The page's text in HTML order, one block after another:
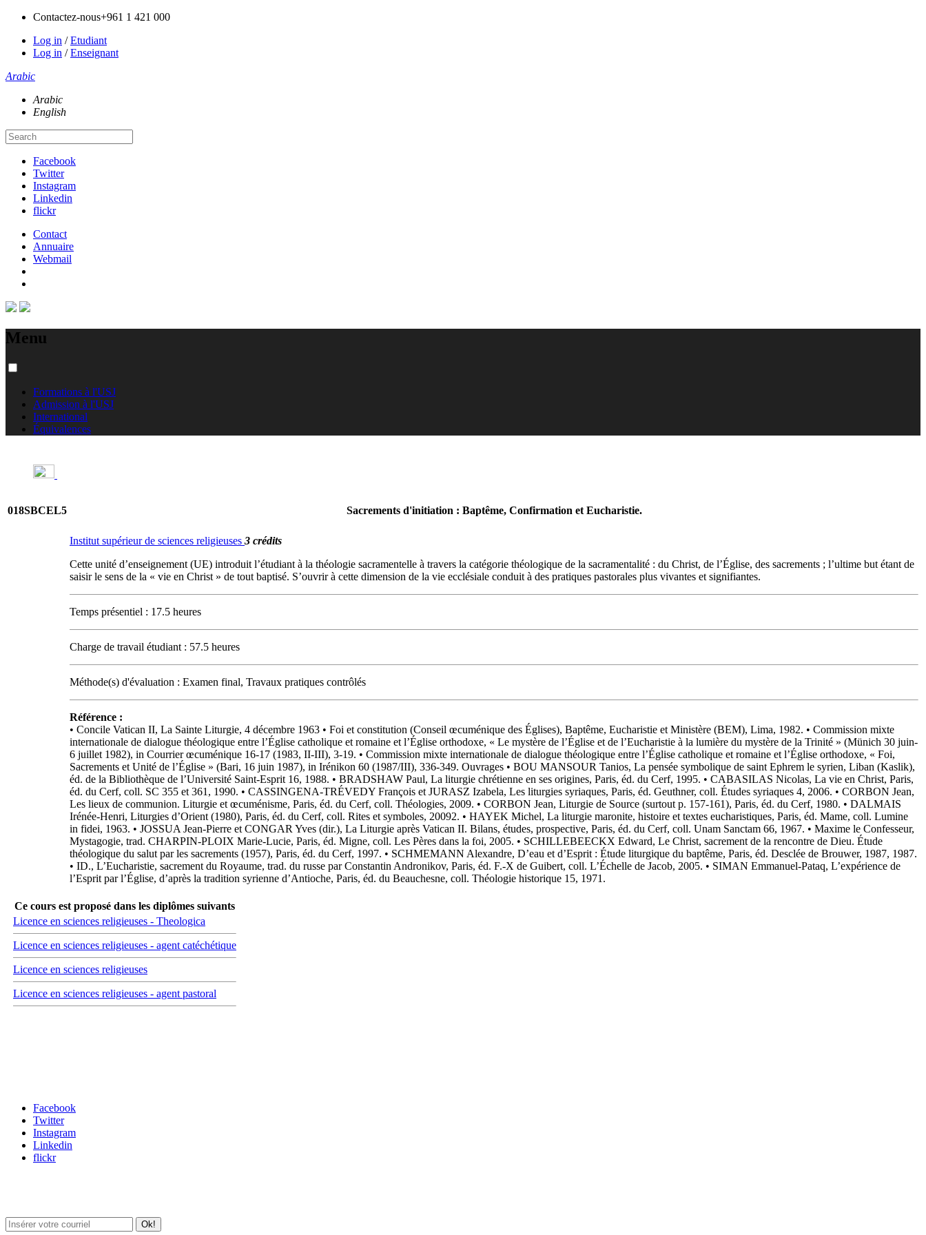
Contactez-nous+961 1 421 000
Log in /Etudiant
Log in /Enseignant
Arabic
Arabic
English
Facebook
Twitter
Instagram
Linkedin
flickr
Contact
Annuaire
Webmail
Menu
Formations à l'USJ
Admission à l'USJ
International
Équivalences
018SBCEL5 Sacrements d'initiation : Baptême, Confirmation et Eucharistie.
Institut supérieur de sciences religieuses 3 crédits
Cette unité d’enseignement (UE) introduit l’étudiant à la théologie sacramentelle à travers la catégorie théologique de la sacramentalité : du Christ, de l’Église, des sacrements ; l’ultime but étant de
saisir le sens de la « vie en Christ » de tout baptisé. S’ouvrir à cette dimension de la vie ecclésiale conduit à des pratiques pastorales plus vivantes et signifiantes.
Temps présentiel : 17.5 heures
Charge de travail étudiant : 57.5 heures
Méthode(s) d'évaluation : Examen final, Travaux pratiques contrôlés
Référence :
• Concile Vatican II, La Sainte Liturgie, 4 décembre 1963 • Foi et constitution (Conseil œcuménique des Églises), Baptême, Eucharistie et Ministère (BEM), Lima, 1982. • Commission mixte
internationale de dialogue théologique entre l’Église catholique et romaine et l’Église orthodoxe, « Le mystère de l’Église et de l’Eucharistie à la lumière du mystère de la Trinité » (Münich 30 juin-
6 juillet 1982), in Courrier œcuménique 16-17 (1983, II-III), 3-19. • Commission mixte internationale de dialogue théologique entre l’Église catholique et romaine et l’Église orthodoxe, « Foi,
Sacrements et Unité de l’Église » (Bari, 16 juin 1987), in Irénikon 60 (1987/III), 336-349. Ouvrages • BOU MANSOUR Tanios, La pensée symbolique de saint Ephrem le syrien, Liban (Kaslik),
éd. de la Bibliothèque de l’Université Saint-Esprit 16, 1988. • BRADSHAW Paul, La liturgie chrétienne en ses origines, Paris, éd. du Cerf, 1995. • CABASILAS Nicolas, La vie en Christ, Paris,
éd. du Cerf, coll. SC 355 et 361, 1990. • CASSINGENA-TRÉVEDY François et JURASZ Izabela, Les liturgies syriaques, Paris, éd. Geuthner, coll. Études syriaques 4, 2006. • CORBON Jean,
Les lieux de communion. Liturgie et œcuménisme, Paris, éd. du Cerf, coll. Théologies, 2009. • CORBON Jean, Liturgie de Source (surtout p. 157-161), Paris, éd. du Cerf, 1980. • DALMAIS
Irénée-Henri, Liturgies d’Orient (1980), Paris, éd. du Cerf, coll. Rites et symboles, 20092. • HAYEK Michel, La liturgie maronite, histoire et textes eucharistiques, Paris, éd. Mame, coll. Lumine
in fidei, 1963. • JOSSUA Jean-Pierre et CONGAR Yves (dir.), La Liturgie après Vatican II. Bilans, études, prospective, Paris, éd. du Cerf, coll. Unam Sanctam 66, 1967. • Maxime le Confesseur,
Mystagogie, trad. CHARPIN-PLOIX Marie-Lucie, Paris, éd. Migne, coll. Les Pères dans la foi, 2005. • SCHILLEBEECKX Edward, Le Christ, sacrement de la rencontre de Dieu. Étude
théologique du salut par les sacrements (1957), Paris, éd. du Cerf, 1997. • SCHMEMANN Alexandre, D’eau et d’Esprit : Étude liturgique du baptême, Paris, éd. Desclée de Brouwer, 1987, 1987.
• ID., L’Eucharistie, sacrement du Royaume, trad. du russe par Constantin Andronikov, Paris, éd. F.-X de Guibert, coll. L’Échelle de Jacob, 2005. • SIMAN Emmanuel-Pataq, L’expérience de
l’Esprit par l’Église, d’après la tradition syrienne d’Antioche, Paris, éd. du Beauchesne, coll. Théologie historique 15, 1971.
Ce cours est proposé dans les diplômes suivants
Licence en sciences religieuses - Theologica
Licence en sciences religieuses - agent catéchétique
Licence en sciences religieuses
Licence en sciences religieuses - agent pastoral
Facebook
Twitter
Instagram
Linkedin
flickr